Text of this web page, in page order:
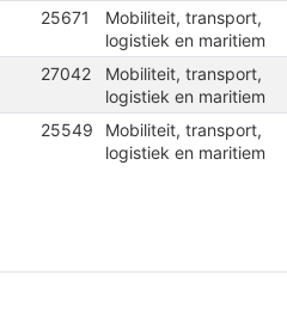
25671
Mobiliteit, transport,
logistiek en maritiem
27042
Mobiliteit, transport,
logistiek en maritiem
25549
Mobiliteit, transport,
logistiek en maritiem